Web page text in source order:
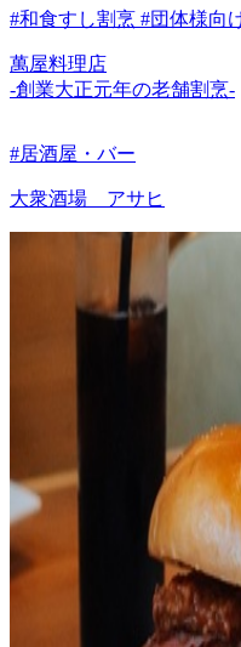
#和食すし割烹 #団体様向
萬屋料理店
-創業大正元年の老舗割烹-
#居酒屋・バー
大衆酒場 アサヒ